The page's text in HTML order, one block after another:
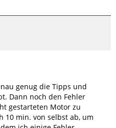
genug die Tipps und
Dann noch den Fehler
gestarteten Motor zu
10 min. von selbst ab, um